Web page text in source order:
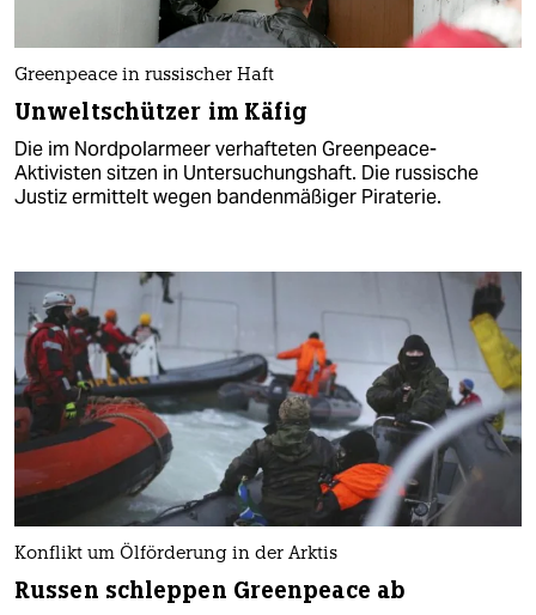
Greenpeace in russischer Haft
Unweltschützer im Käfig
Die im Nordpolarmeer verhafteten Greenpeace-
Aktivisten sitzen in Untersuchungshaft. Die russische
Justiz ermittelt wegen bandenmäßiger Piraterie.
Konflikt um Ölförderung in der Arktis
Russen schleppen Greenpeace ab